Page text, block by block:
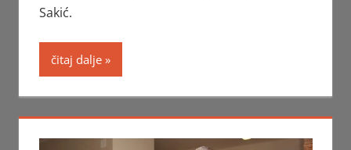
Sakić.
čitaj dalje